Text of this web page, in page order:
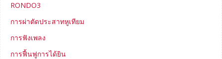
RONDO3
การผ่าตัดประสาทหูเทียม
การฟังเพลง
การฟื้นฟูการได้ยิน